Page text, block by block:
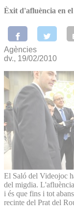
Èxit d'afluència en
Agències
dv., 19/02/2010
El Saló del Videojoc
del migdia.
i és que fins i tot
recinte del Prat del